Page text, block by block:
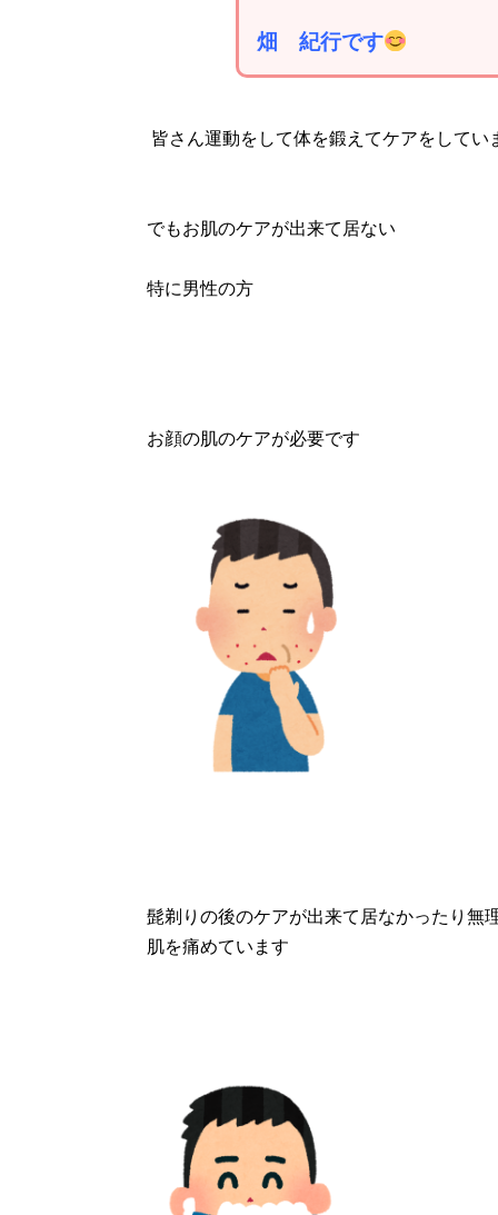
畑 紀行です
皆さん運動をして体を鍛えてケアをしてい
でもお肌のケアが出来て居ない
特に男性の方
お顔の肌のケアが必要です
髭剃りの後のケアが出来て居なかったり無
肌を痛めています